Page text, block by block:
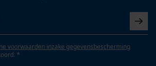
voorwaarden inzake gegevensbescherming
*